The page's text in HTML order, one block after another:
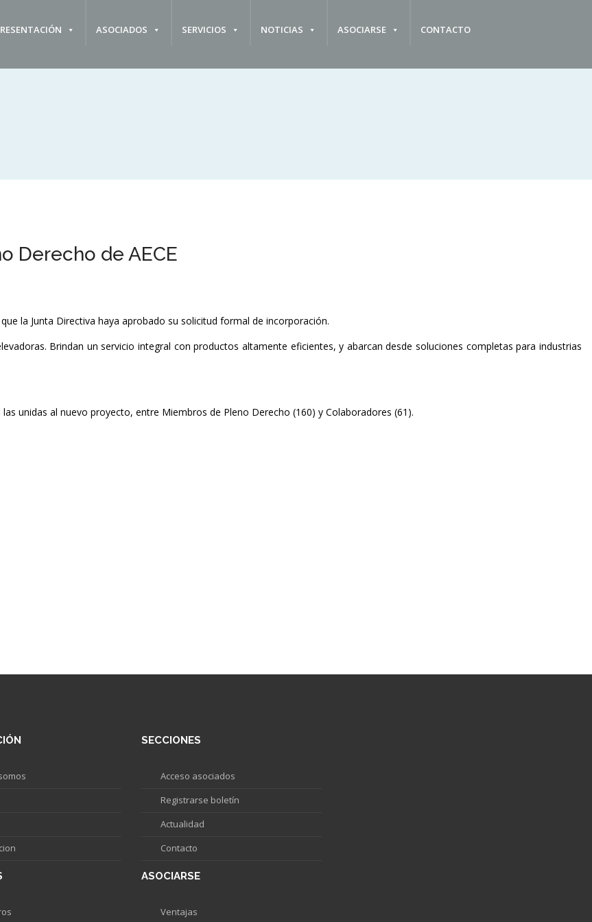
ASOCIADOS SERVICIOS NOTICIAS ASOCIARSE CONTACTO
Derecho de AECE
la Junta Directiva haya aprobado su solicitud formal de incorporación.
Brindan un servicio integral con productos altamente eficientes, y abarcan desde soluciones completas para industrias
unidas al nuevo proyecto, entre Miembros de Pleno Derecho (160) y Colaboradores (61).
SECCIONES
Acceso asociados
Registrarse boletín
Actualidad
Contacto
ASOCIARSE
Ventajas